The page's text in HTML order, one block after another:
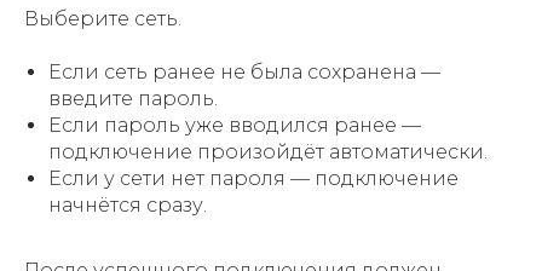
Выберите сеть.
Если сеть ранее не была сохранена —
введите пароль.
Если пароль уже вводился ранее —
подключение произойдёт автоматически.
Если у сети нет пароля — подключение
начнётся сразу.